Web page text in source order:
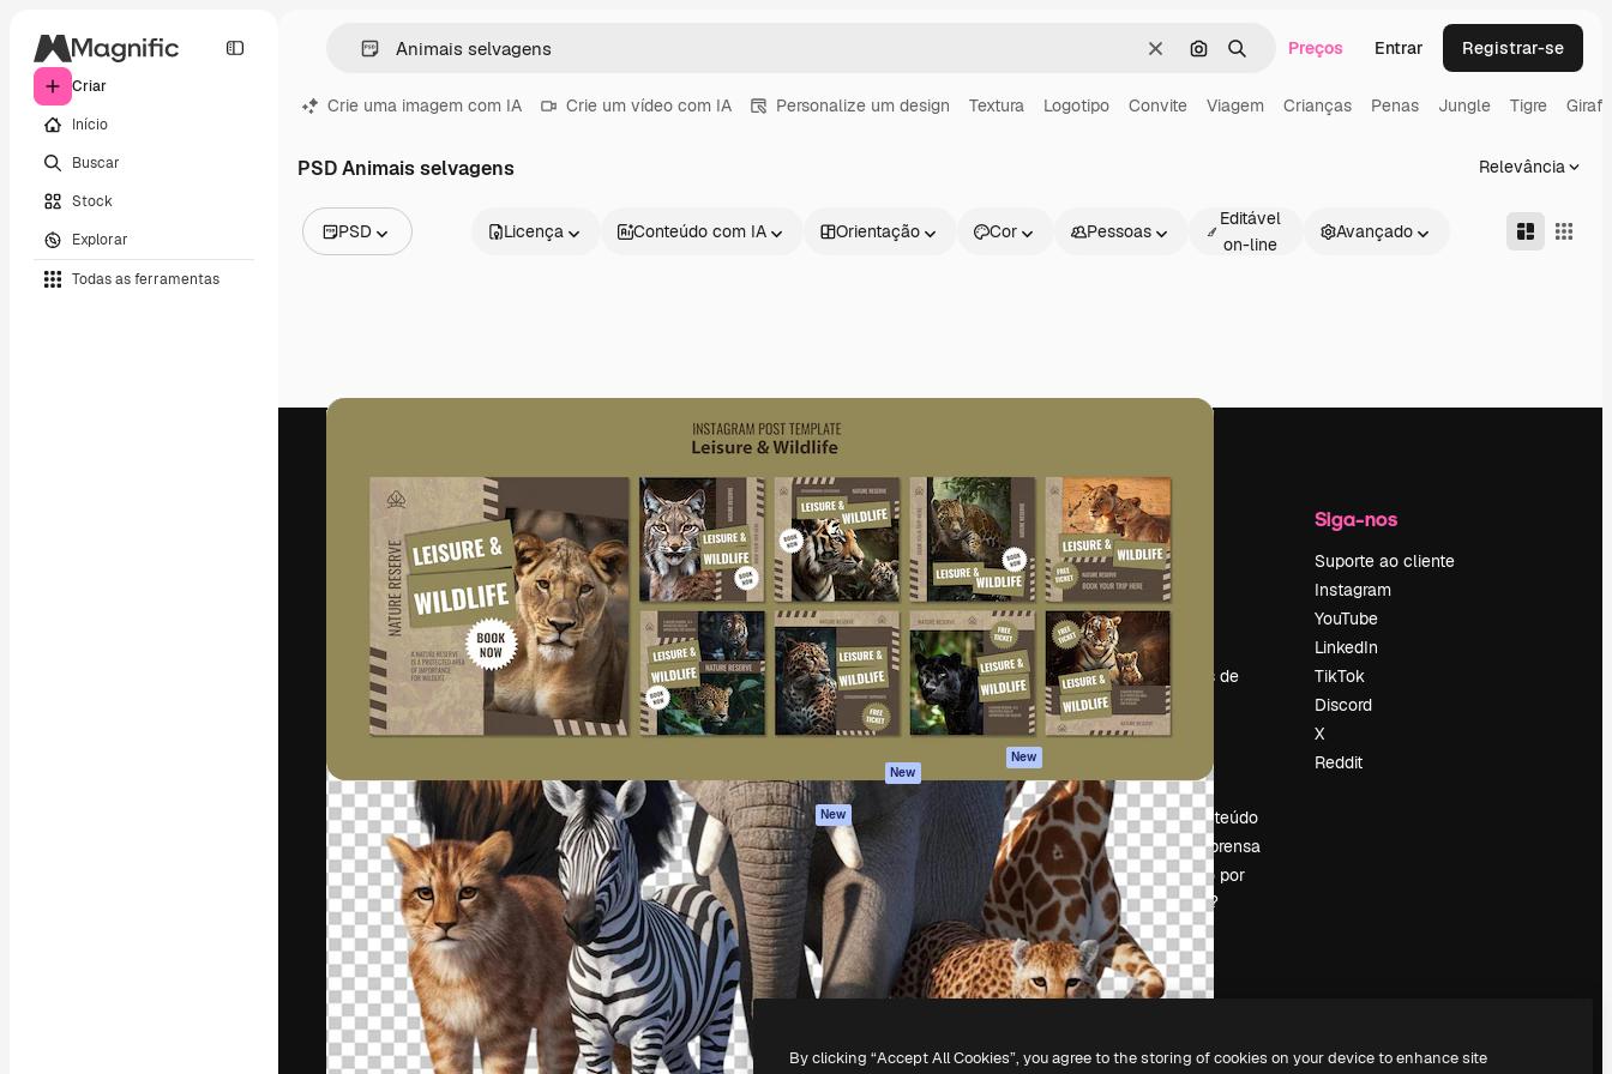
Criar
Início
Buscar
Stock
Explorar
Todas as ferramentas
LimparPesquisar por imagem
BuscarPreços Entrar Registrar-se
Crie uma imagem com IA Crie um vídeo com IA Personalize um design Textura Logotipo Convite Viagem Crianças Penas Jungle Tigre Girafa
PSD Animais selvagens Relevância
PSD
Vídeos
Modelos 3D
Licença Conteúdo com IA Orientação Cor Pessoas
Editável
on-line
Avançado
A plataforma criativa para você direcionar
seu melhor trabalho. Mais de 1 milhão de
assinantes entre criativos, empresas,
agências e estúdios.
Português
Produtos
Spaces
Assistente de IA
Gerador de
imagens
Gerador de vídeos
Texto para voz
Conteúdo de stock
Claude/ChatGPT
New
Agentes New
API
App móvel
Todas as
ferramentas
Começar
Academy
Documentação
Atendimento
Termos e
condições
Política de
privacidade
New
Política de cookies
Central de
confiabilidade
Afiliados
Empresas
Empresa
Preços
Sobre nós
Reviews
Emprego
Tendências de
pesquisa
Blog
Slidesgo
Vender conteúdo
Sala de imprensa
Procurando por
magnific.ai?
Siga-nos
Suporte ao cliente
Instagram
YouTube
LinkedIn
TikTok
Discord
X
Reddit
Copyright © 2010- 2026Freepik Company S.L.U.Todos os direitos reservados.
By clicking “Accept All Cookies”, you agree to the storing of cookies on your device to enhance site